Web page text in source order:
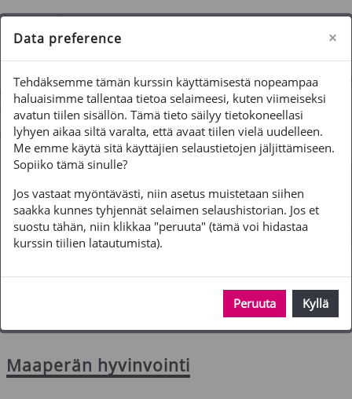
Sivupaneeli
Maaperän hyvinvointi
Data preference ×
Tehdäksemme tämän kurssin käyttämisestä nopeampaa
haluaisimme tallentaa tietoa selaimeesi, kuten viimeiseksi
avatun tiilen sisällön. Tämä tieto säilyy tietokoneellasi
lyhyen aikaa siltä varalta, että avaat tiilen vielä uudelleen.
Me emme käytä sitä käyttäjien selaustietojen jäljittämiseen.
Sopiiko tämä sinulle?
Jos vastaat myöntävästi, niin asetus muistetaan siihen
saakka kunnes tyhjennät selaimen selaushistorian. Jos et
suostu tähän, niin klikkaa "peruuta" (tämä voi hidastaa
kurssin tiilien latautumista).
Peruuta Kyllä